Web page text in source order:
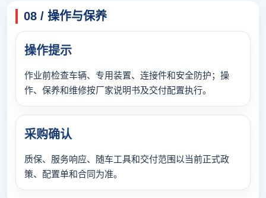
08 / 操作与保养
操作提示
作业前检查车辆、专用装置、连接件和安全防护；操
作、保养和维修按厂家说明书及交付配置执行。
采购确认
质保、服务响应、随车工具和交付范围以当前正式政
策、配置单和合同为准。